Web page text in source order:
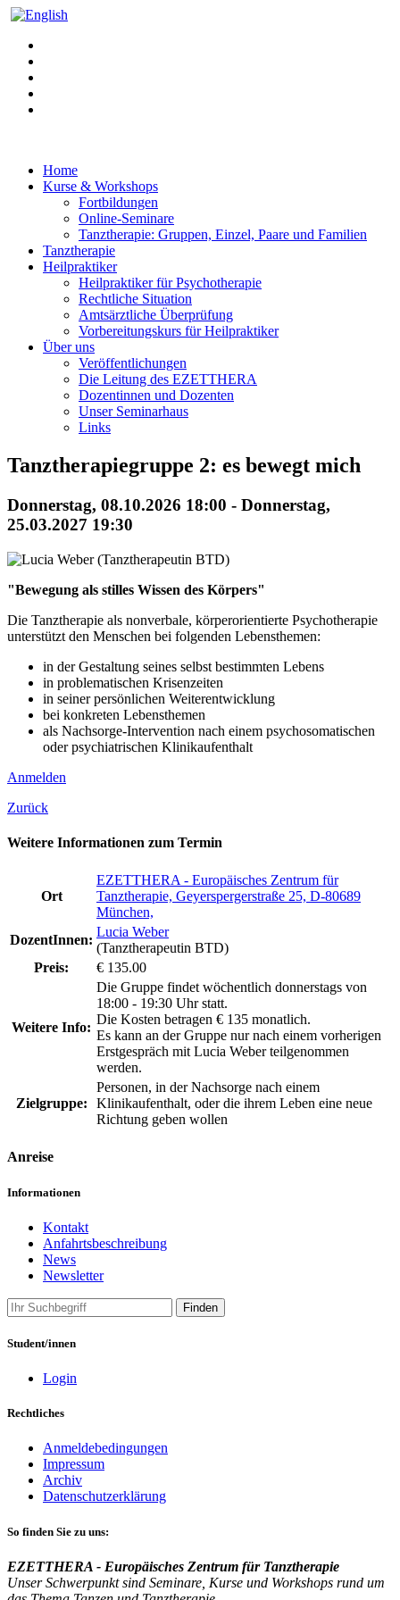
Home
Kurse & Workshops
Fortbildungen
Online-Seminare
Tanztherapie: Gruppen, Einzel, Paare und Familien
Tanztherapie
Heilpraktiker
Heilpraktiker für Psychotherapie
Rechtliche Situation
Amtsärztliche Überprüfung
Vorbereitungskurs für Heilpraktiker
Über uns
Veröffentlichungen
Die Leitung des EZETTHERA
Dozentinnen und Dozenten
Unser Seminarhaus
Links
Tanztherapiegruppe 2: es bewegt mich
Donnerstag, 08.10.2026 18:00 - Donnerstag,
25.03.2027 19:30
"Bewegung als stilles Wissen des Körpers"
Die Tanztherapie als nonverbale, körperorientierte Psychotherapie
unterstützt den Menschen bei folgenden Lebensthemen:
in der Gestaltung seines selbst bestimmten Lebens
in problematischen Krisenzeiten
in seiner persönlichen Weiterentwicklung
bei konkreten Lebensthemen
als Nachsorge-Intervention nach einem psychosomatischen
oder psychiatrischen Klinikaufenthalt
Anmelden
Zurück
Weitere Informationen zum Termin
Ort
EZETTHERA - Europäisches Zentrum für
Tanztherapie, Geyerspergerstraße 25, D-80689
München,
DozentInnen:
Lucia Weber
(Tanztherapeutin BTD)
Preis:
€ 135.00
Weitere Info:
Die Gruppe findet wöchentlich donnerstags von
18:00 - 19:30 Uhr statt.
Die Kosten betragen € 135 monatlich.
Es kann an der Gruppe nur nach einem vorherigen
Erstgespräch mit Lucia Weber teilgenommen
werden.
Zielgruppe:
Personen, in der Nachsorge nach einem
Klinikaufenthalt, oder die ihrem Leben eine neue
Richtung geben wollen
Anreise
Informationen
Kontakt
Anfahrtsbeschreibung
News
Newsletter
Finden
Student/innen
Login
Rechtliches
Anmeldebedingungen
Impressum
Archiv
Datenschutzerklärung
So finden Sie zu uns:
EZETTHERA - Europäisches Zentrum für Tanztherapie
Unser Schwerpunkt sind Seminare, Kurse und Workshops rund um